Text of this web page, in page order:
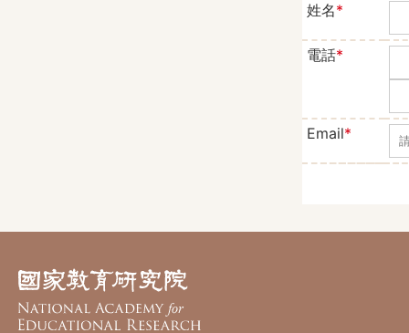
姓名*
電話*
Email*